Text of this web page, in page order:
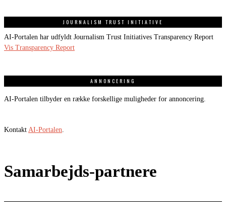
JOURNALISM TRUST INITIATIVE
AI-Portalen har udfyldt Journalism Trust Initiatives Transparency Report
Vis Transparency Report
ANNONCERING
AI-Portalen tilbyder en række forskellige muligheder for annoncering.
Kontakt AI-Portalen
Samarbejds-partnere